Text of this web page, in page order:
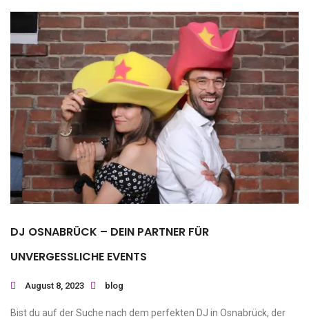
DJ OSNABRÜCK – DEIN PARTNER FÜR
UNVERGESSLICHE EVENTS
August 8, 2023 blog
Bist du auf der Suche nach dem perfekten DJ in Osnabrück, der